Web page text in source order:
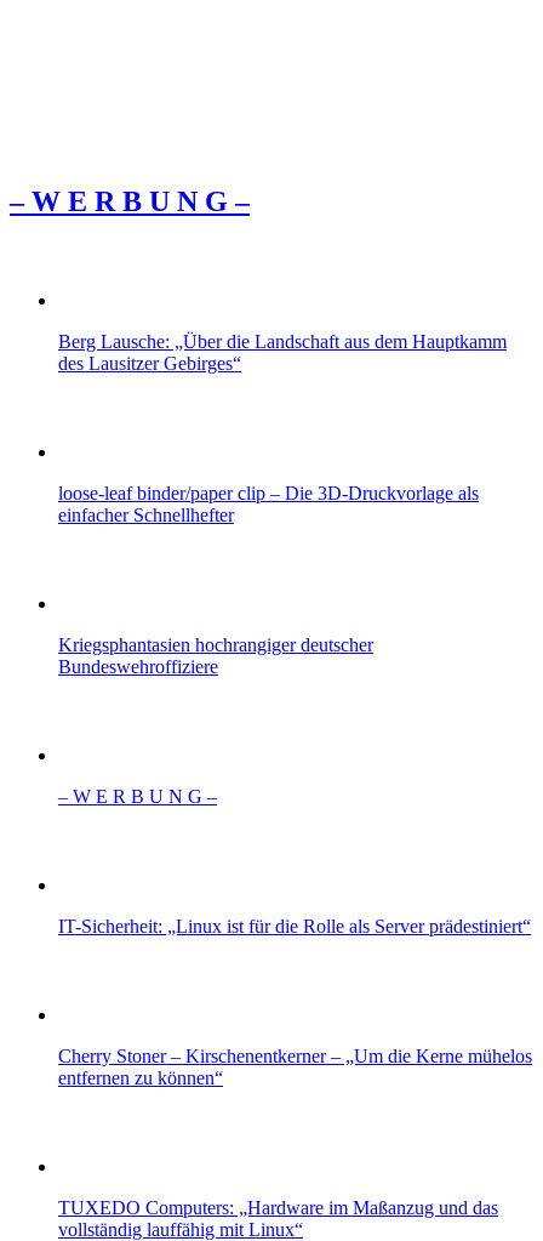
– W Ε R Β U Ν G –
Berg Lausche: „Über die Landschaft aus dem Hauptkamm
des Lausitzer Gebirges“
loose-leaf binder/paper clip – Die 3D-Druckvorlage als
einfacher Schnellhefter
Kriegsphantasien hochrangiger deutscher
Bundeswehroffiziere
– W Ε R Β U Ν G –
IT-Sicherheit: „Linux ist für die Rolle als Server prädestiniert“
Cherry Stoner – Kirschenentkerner – „Um die Kerne mühelos
entfernen zu können“
TUXEDO Computers: „Hardware im Maßanzug und das
vollständig lauffähig mit Linux“